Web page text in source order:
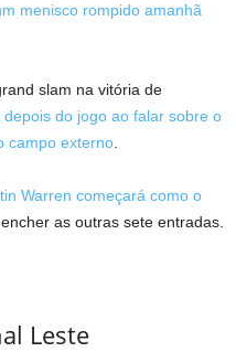
menisco rompido amanhã
slam na vitória de
do jogo ao falar sobre o
campo externo
Warren começará como o
as outras sete entradas.
Leste